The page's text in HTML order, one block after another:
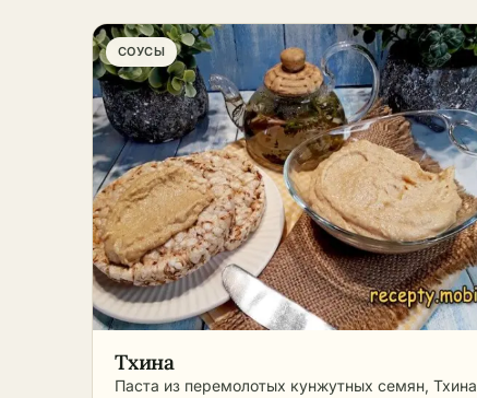
СОУСЫ
Тхина
Паста из перемолотых кунжутных семян, Тхина